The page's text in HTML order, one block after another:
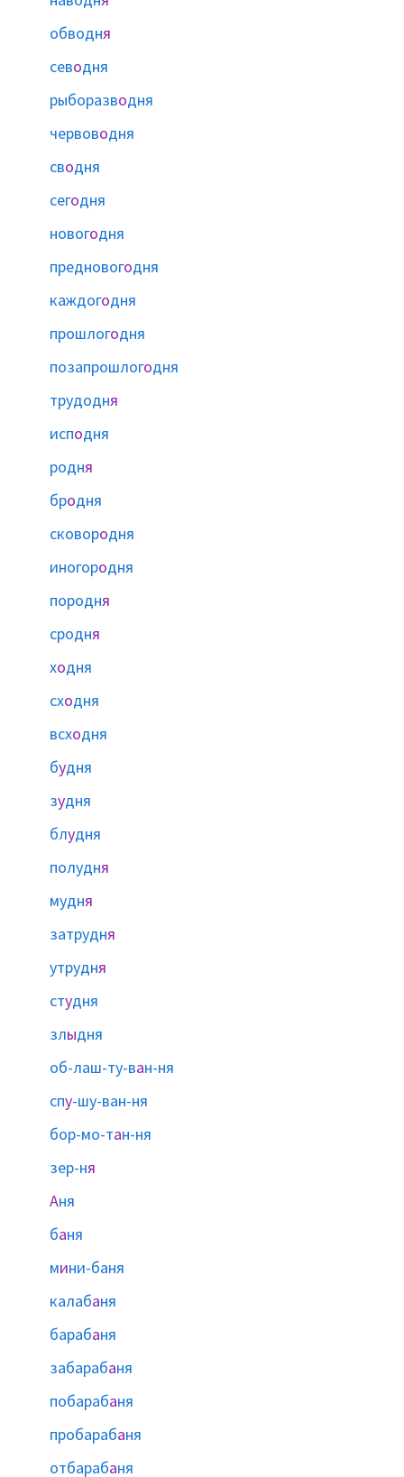
обводня
севодня
рыборазводня
червоводня
сводня
сегодня
новогодня
предновогодня
каждогодня
прошлогодня
позапрошлогодня
трудодня
исподня
родня
бродня
сковородня
иногородня
породня
сродня
ходня
сходня
всходня
будня
зудня
блудня
полудня
мудня
затрудня
утрудня
студня
злыдня
об-лаш-ту-ван-ня
спу-шу-ван-ня
бор-мо-тан-ня
зер-ня
Аня
баня
мини-баня
калабаня
барабаня
забарабаня
побарабаня
пробарабаня
отбарабаня